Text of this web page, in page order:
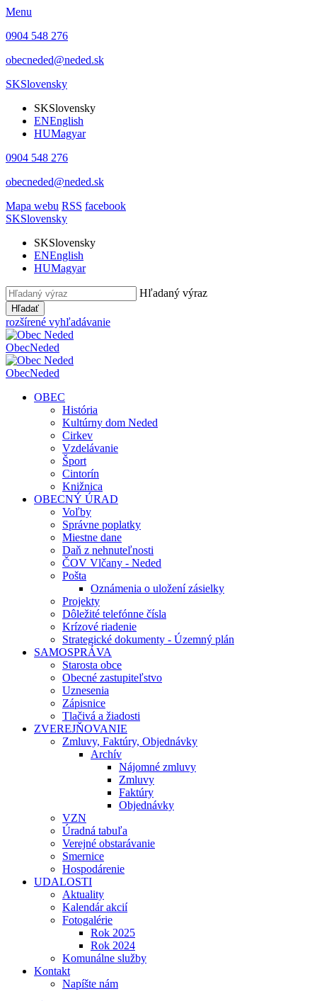
Menu
0904 548 276
obecneded@neded.sk
SKSlovensky
SKSlovensky
ENEnglish
HUMagyar
0904 548 276
obecneded@neded.sk
Mapa webu RSS facebook
SKSlovensky
SKSlovensky
ENEnglish
HUMagyar
Hľadaný výraz
Hľadať
rozšírené vyhľadávanie
ObecNeded
ObecNeded
OBEC
História
Kultúrny dom Neded
Cirkev
Vzdelávanie
Šport
Cintorín
Knižnica
OBECNÝ ÚRAD
Voľby
Správne poplatky
Miestne dane
Daň z nehnuteľnosti
ČOV Vlčany - Neded
Pošta
Oznámenia o uložení zásielky
Projekty
Dôležité telefónne čísla
Krízové riadenie
Strategické dokumenty - Územný plán
SAMOSPRÁVA
Starosta obce
Obecné zastupiteľstvo
Uznesenia
Zápisnice
Tlačivá a žiadosti
ZVEREJŇOVANIE
Zmluvy, Faktúry, Objednávky
Archív
Nájomné zmluvy
Zmluvy
Faktúry
Objednávky
VZN
Úradná tabuľa
Verejné obstarávanie
Smernice
Hospodárenie
UDALOSTI
Aktuality
Kalendár akcií
Fotogalérie
Rok 2025
Rok 2024
Komunálne služby
Kontakt
Napíšte nám